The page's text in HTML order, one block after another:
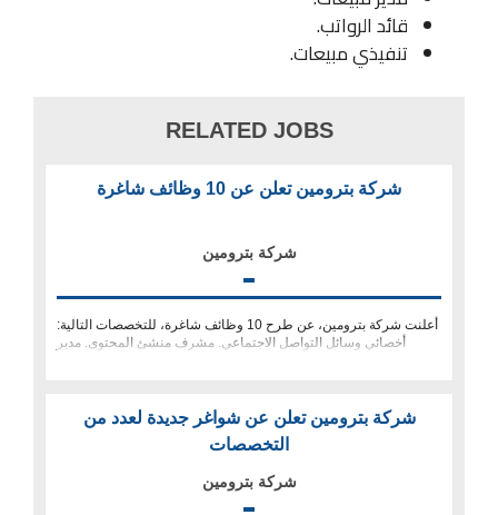
قائد الرواتب.
تنفيذي مبيعات.
RELATED JOBS
شركة بترومين تعلن عن 10 وظائف شاغرة
شركة بترومين
أعلنت شركة بترومين، عن طرح 10 وظائف شاغرة، للتخصصات التالية:
أخصائي وسائل التواصل الاجتماعي. مشرف منشئ المحتوى. مدير
شركة بترومين تعلن عن شواغر جديدة لعدد من
التخصصات
شركة بترومين